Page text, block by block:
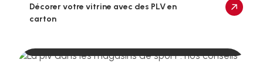
Décorer votre vitrine avec des PLV en
carton